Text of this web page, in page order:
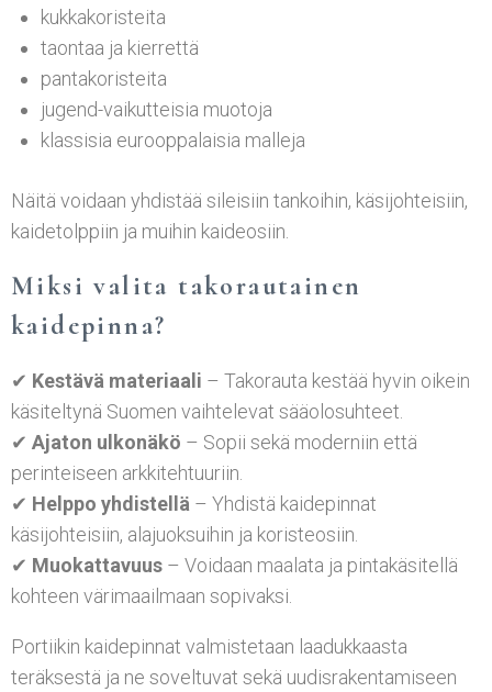
kukkakoristeita
taontaa ja kierrettä
pantakoristeita
jugend-vaikutteisia muotoja
klassisia eurooppalaisia malleja
Näitä voidaan yhdistää sileisiin tankoihin, käsijohteisiin,
kaidetolppiin ja muihin kaideosiin.
Miksi valita takorautainen
kaidepinna?
✔ Kestävä materiaali – Takorauta kestää hyvin oikein
käsiteltynä Suomen vaihtelevat sääolosuhteet.
✔ Ajaton ulkonäkö – Sopii sekä moderniin että
perinteiseen arkkitehtuuriin.
✔ Helppo yhdistellä – Yhdistä kaidepinnat
käsijohteisiin, alajuoksuihin ja koristeosiin.
✔ Muokattavuus – Voidaan maalata ja pintakäsitellä
kohteen värimaailmaan sopivaksi.
Portiikin kaidepinnat valmistetaan laadukkaasta
teräksestä ja ne soveltuvat sekä uudisrakentamiseen